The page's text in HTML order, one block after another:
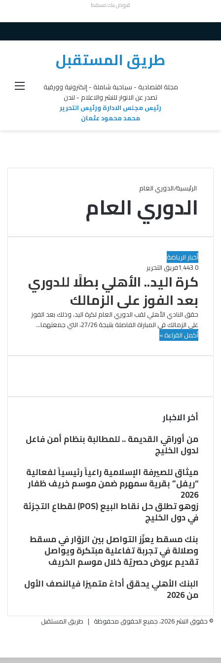
قروض بنك مسقط
طريق المستقبل
مجلة اقتصادية - سياحية شاملة - إلكترونية وورقية
تصدر عن الانوار للنشر والاعلام - لندن
رئيس مجلس الادارة ورئيس التحرير
محمد محمود عثمان
الرئيسية/الدوري العام
الدوري العام
أخبار الرياضة
فريق التحرير
0
كرة اليد.. الأهلي بطلًا للدوري
بعد الفوز على الزمالك
حقق النادي الأهلي لقب الدوري العام لكرة اليد، وذلك بعد الفوز
على الزمالك في المباراة الفاصلة بنتيجة 27/26، التي جمعتهما…
أكمل القراءة »
أخر الاخبار
من أوراقي القديمة .. للمطالبة بنظام أمن فاعل
لدول الخليج
ميثاق للصيرفة الإسلامية راعياً رئيسياً لفعالية
“ريفل” بقرية سمهرم ضمن موسم خريف ظفار
2026
زوهو تطلق حل نقاط البيع (POS) لقطاع التجزئة
في دول الخليج
بنك مسقط يعزّز التواصل بين الزوّار في مسقط
وصلالة في تجربة تفاعلية مبتكرة ويواصل
تقديم عروض حصريّة خلال موسم الخريف
البنك الأهلي يحقق أداءً متميزا فيالنصف الأول
من 2026
© حقوق النشر 2026، جميع الحقوق محفوظة |
طريق المستقبل